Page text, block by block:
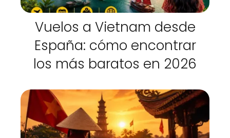
Vuelos a Vietnam desde
España: cómo encontrar
los más baratos en 2026